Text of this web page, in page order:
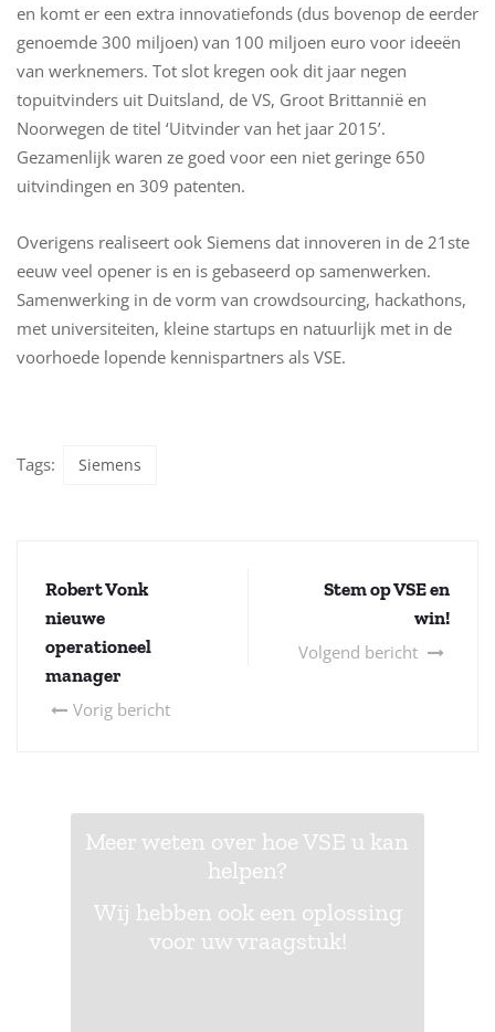
en komt er een extra innovatiefonds (dus bovenop de eerder
genoemde 300 miljoen) van 100 miljoen euro voor ideeën
van werknemers. Tot slot kregen ook dit jaar negen
topuitvinders uit Duitsland, de VS, Groot Brittannië en
Noorwegen de titel ‘Uitvinder van het jaar 2015’.
Gezamenlijk waren ze goed voor een niet geringe 650
uitvindingen en 309 patenten.
Overigens realiseert ook Siemens dat innoveren in de 21ste
eeuw veel opener is en is gebaseerd op samenwerken.
Samenwerking in de vorm van crowdsourcing, hackathons,
met universiteiten, kleine startups en natuurlijk met in de
voorhoede lopende kennispartners als VSE.
Tags: Siemens
Robert Vonk
nieuwe
operationeel
manager
Vorig bericht
Stem op VSE en
win!
Volgend bericht
Meer weten over hoe VSE u kan
helpen?
Wij hebben ook een oplossing
voor uw vraagstuk!